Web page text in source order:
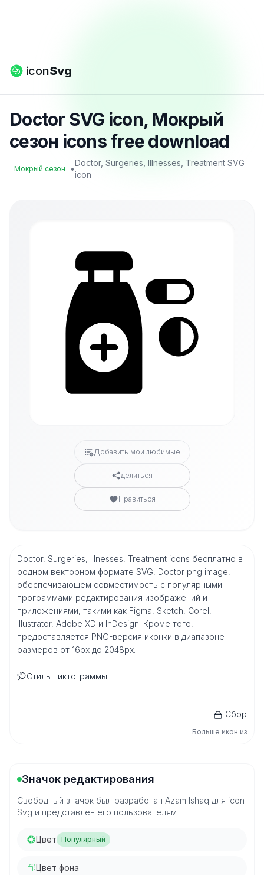
iconSvg
Doctor SVG icon, Мокрый
сезон icons free download
Мокрый сезон •
Doctor, Surgeries, Illnesses, Treatment SVG
icon
Добавить мои любимые
делиться
Нравиться
Doctor, Surgeries, Illnesses, Treatment icons бесплатно в
родном векторном формате SVG, Doctor png image,
обеспечивающем совместимость с популярными
программами редактирования изображений и
приложениями, такими как Figma, Sketch, Corel,
Illustrator, Adobe XD и InDesign. Кроме того,
предоставляется PNG-версия иконки в диапазоне
размеров от 16px до 2048px.
Стиль пиктограммы
Сбор
Больше икон из
Значок редактирования
Свободный значок был разработан Azam Ishaq для icon
Svg и представлен его пользователям
Цвет Популярный
Цвет фона